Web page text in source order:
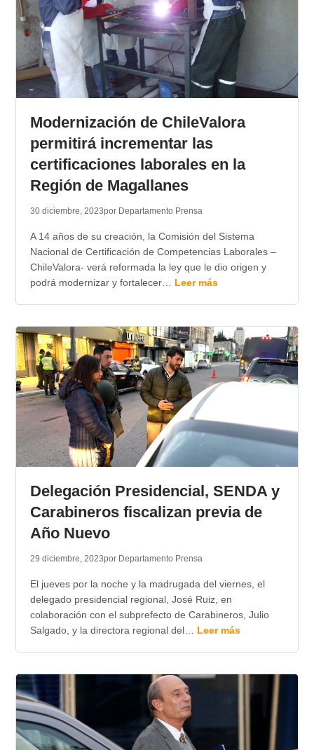
Modernización de ChileValora
permitirá incrementar las
certificaciones laborales en la
Región de Magallanes
30 diciembre, 2023por Departamento Prensa
A 14 años de su creación, la Comisión del Sistema
Nacional de Certificación de Competencias Laborales –
ChileValora- verá reformada la ley que le dio origen y
podrá modernizar y fortalecer… Leer más
Delegación Presidencial, SENDA y
Carabineros fiscalizan previa de
Año Nuevo
29 diciembre, 2023por Departamento Prensa
El jueves por la noche y la madrugada del viernes, el
delegado presidencial regional, José Ruiz, en
colaboración con el subprefecto de Carabineros, Julio
Salgado, y la directora regional del… Leer más